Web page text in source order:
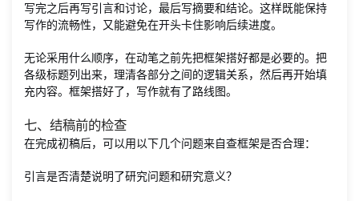
写完之后再写引言和讨论，最后写摘要和结论。这样既能保持
写作的流畅性，又能避免在开头卡住影响后续进度。
无论采用什么顺序，在动笔之前先把框架搭好都是必要的。把
各级标题列出来，理清各部分之间的逻辑关系，然后再开始填
充内容。框架搭好了，写作就有了路线图。
七、结稿前的检查
在完成初稿后，可以用以下几个问题来自查框架是否合理：
引言是否清楚说明了研究问题和研究意义？